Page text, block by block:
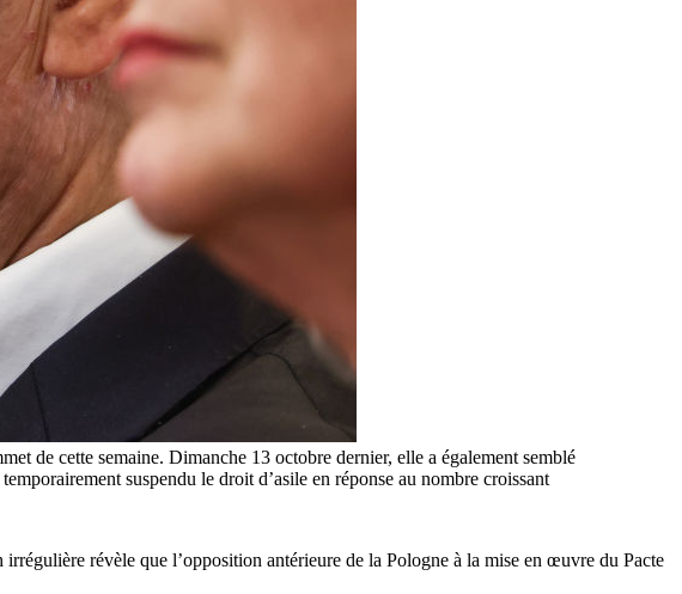
de cette semaine. Dimanche 13 octobre dernier, elle a également semblé
suspendu le droit d’asile en réponse au nombre croissant
révèle que l’opposition antérieure de la Pologne à la mise en œuvre du Pacte